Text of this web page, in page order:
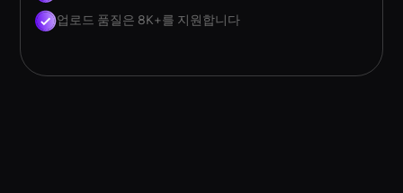
업로드 품질은 8K+를 지원합니다